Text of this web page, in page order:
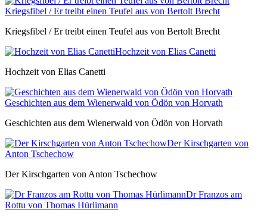
Kriegsfibel / Er treibt einen Teufel aus von Bertolt Brecht
Kriegsfibel / Er treibt einen Teufel aus von Bertolt Brecht
Hochzeit von Elias Canetti
Hochzeit von Elias Canetti
Geschichten aus dem Wienerwald von Ödön von Horvath
Geschichten aus dem Wienerwald von Ödön von Horvath
Der Kirschgarten von
Anton Tschechow
Der Kirschgarten von Anton Tschechow
Dr Franzos am
Rottu von Thomas Hürlimann